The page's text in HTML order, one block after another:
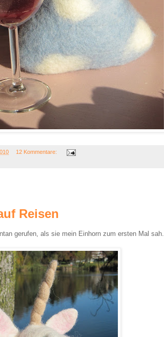
12 Kommentare:
Reisen
gerufen, als sie mein Einhorn zum ersten Mal sah.